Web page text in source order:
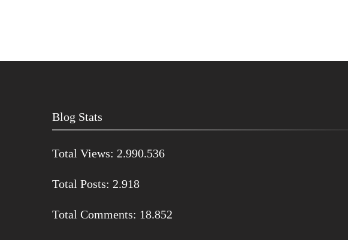
Blog Stats
Total Views: 2.990.536
Total Posts: 2.918
Total Comments: 18.852